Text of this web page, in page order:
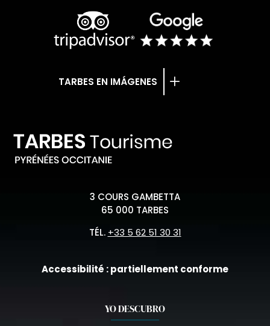
TARBES EN IMÁGENES
3 COURS GAMBETTA
65 000 TARBES
TÉL. +33 5 62 51 30 31
Accessibilité : partiellement conforme
YO DESCUBRO